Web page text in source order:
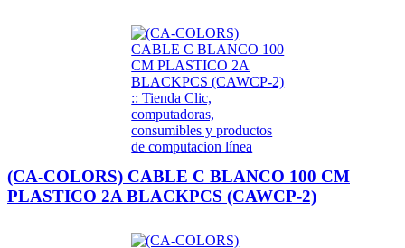
(CA-COLORS) CABLE C BLANCO 100 CM
PLASTICO 2A BLACKPCS (CAWCP-2)